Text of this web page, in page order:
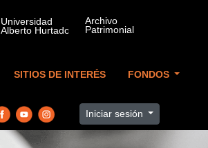
SITIOS DE INTERÉS FONDOS
Iniciar sesión